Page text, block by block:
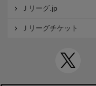
Ｊリーグ.jp
Ｊリーグチケット